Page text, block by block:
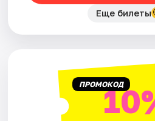
Еще билеты
ПРОМОКОД